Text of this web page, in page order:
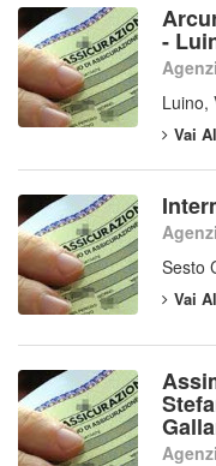
-
Luino,
Vai
Sesto
Vai